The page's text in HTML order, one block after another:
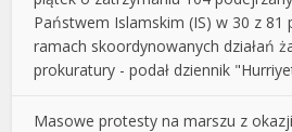
Państwem Islamskim (IS) w 30 z 81
ramach skoordynowanych działań
prokuratury - podał dziennik
Masowe protesty na marszu z